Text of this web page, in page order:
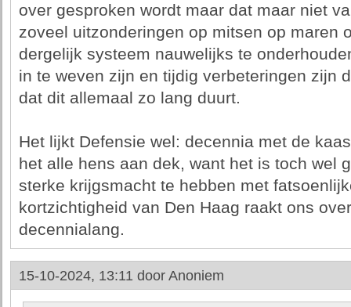
over gesproken wordt maar dat maar niet
zoveel uitzonderingen op mitsen op maren
dergelijk systeem nauwelijks te
in te weven zijn en tijdig verbeteringen zijn
dat dit allemaal zo lang duurt.
Het lijkt Defensie wel: decennia met de
het alle hens aan dek, want het is toch wel
sterke krijgsmacht te hebben met
kortzichtigheid van Den Haag raakt ons
decennialang.
15-10-2024, 13:11 door Anoniem